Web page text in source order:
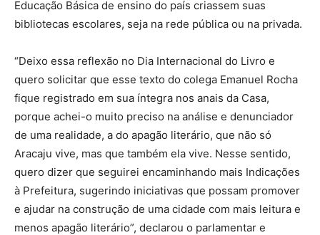
Educação Básica de ensino do país criassem suas
bibliotecas escolares, seja na rede pública ou na privada.
“Deixo essa reflexão no Dia Internacional do Livro e
quero solicitar que esse texto do colega Emanuel Rocha
fique registrado em sua íntegra nos anais da Casa,
porque achei-o muito preciso na análise e denunciador
de uma realidade, a do apagão literário, que não só
Aracaju vive, mas que também ela vive. Nesse sentido,
quero dizer que seguirei encaminhando mais Indicações
à Prefeitura, sugerindo iniciativas que possam promover
e ajudar na construção de uma cidade com mais leitura e
menos apagão literário”, declarou o parlamentar e